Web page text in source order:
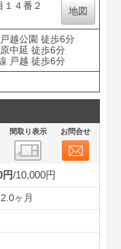
１４番２
地図
越公園 徒歩6分
中延 徒歩6分
戸越 徒歩6分
間取り表示 お問合せ
円 10,000円
2.0ヶ月